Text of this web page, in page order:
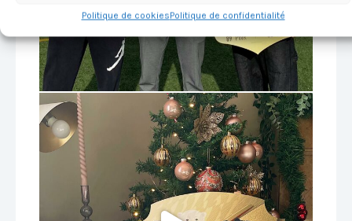
Politique de cookiesPolitique de confidentialité